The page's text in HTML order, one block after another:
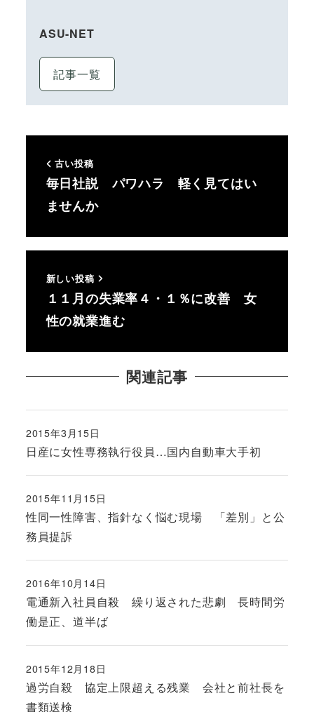
ASU-NET
記事一覧
古い投稿
毎日社説 パワハラ 軽く見てはい
ませんか
新しい投稿
１１月の失業率４・１％に改善 女
性の就業進む
関連記事
日産に女性専務執行役員…国内自動車大手初
投稿日
2015年3月15日
性同一性障害、指針なく悩む現場 「差別」と公
務員提訴
投稿日
2015年11月15日
電通新入社員自殺 繰り返された悲劇 長時間労
働是正、道半ば
投稿日
2016年10月14日
過労自殺 協定上限超える残業 会社と前社長を
書類送検
投稿日
2015年12月18日